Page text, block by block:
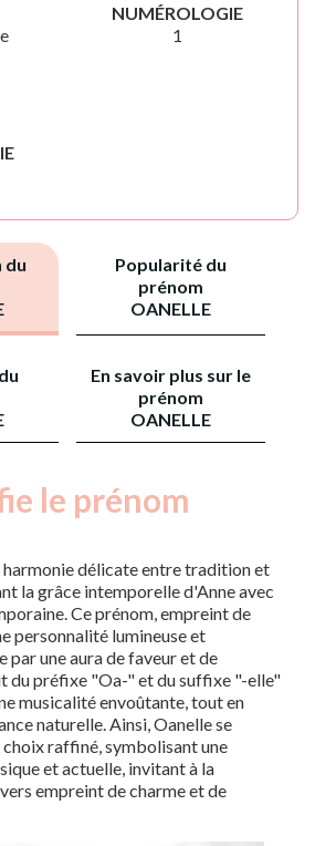
NUMÉROLOGIE
1
du
Popularité du
prénom
OANELLE
En savoir plus sur le
prénom
OANELLE
le prénom
harmonie délicate entre tradition et
la grâce intemporelle d'Anne avec
Ce prénom, empreint de
personnalité lumineuse et
par une aura de faveur et de
du préfixe "Oa-" et du suffixe "-elle"
musicalité envoûtante, tout en
naturelle. Ainsi, Oanelle se
raffiné, symbolisant une
et actuelle, invitant à la
empreint de charme et de